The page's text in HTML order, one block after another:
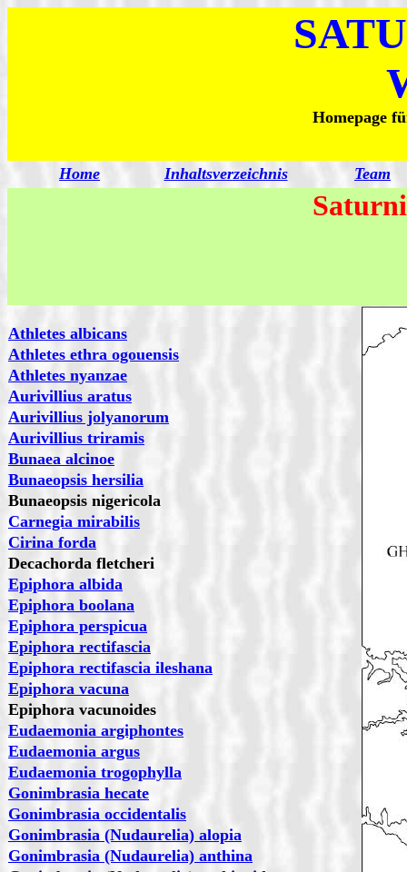
Homepage
Home Inhaltsverzeichnis Team
Athletes albicans
Athletes ethra ogouensis
Athletes nyanzae
Aurivillius aratus
Aurivillius jolyanorum
Aurivillius triramis
Bunaea alcinoe
Bunaeopsis hersilia
Bunaeopsis nigericola
Carnegia mirabilis
Cirina forda
Decachorda fletcheri
Epiphora albida
Epiphora boolana
Epiphora perspicua
Epiphora rectifascia
Epiphora rectifascia ileshana
Epiphora vacuna
Epiphora vacunoides
Eudaemonia argiphontes
Eudaemonia argus
Eudaemonia trogophylla
Gonimbrasia hecate
Gonimbrasia occidentalis
Gonimbrasia (Nudaurelia) alopia
Gonimbrasia (Nudaurelia) anthina